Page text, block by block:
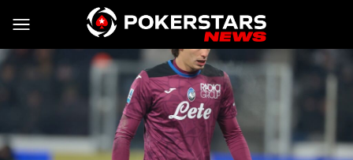
Vai al contenuto